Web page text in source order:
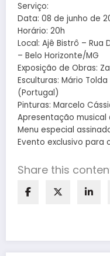
Serviço:
Data: 08 de junho de
Horário: 20h
Local: Ajê Bistrô – Rua
– Belo Horizonte/MG
Exposição de Obras:
Esculturas: Mário
(Portugal)
Pinturas: Marcelo
Apresentação musical
Menu especial
Evento exclusivo para
Share this